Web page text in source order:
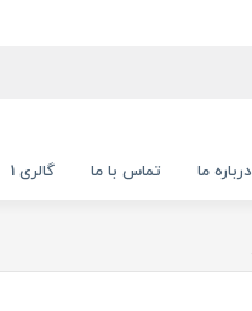
درباره ما تماس با ما گالری 1